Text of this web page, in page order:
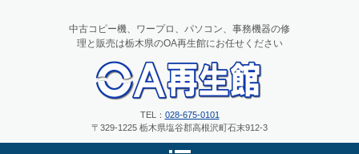
中古コピー機、ワープロ、パソコ
ンの修理と販売 栃木県のOA再
中古コピー機、ワープロ、パソコン、事務機器の修
理と販売は栃木県のOA再生館にお任せください
TEL： 028-675-0101
〒329-1225 栃木県塩谷郡高根沢町石末912-3